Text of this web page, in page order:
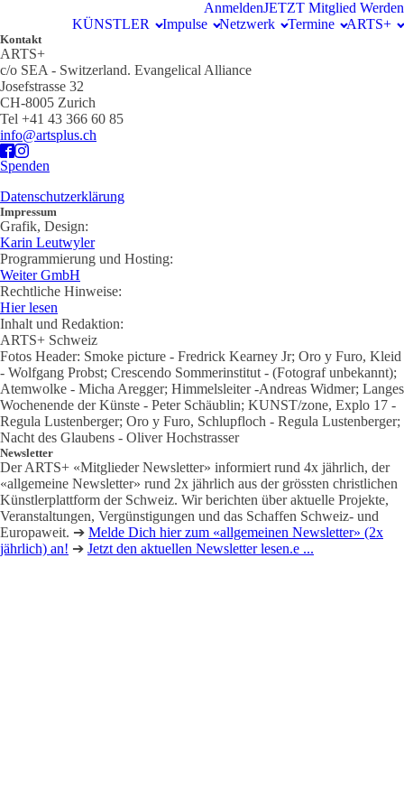
AnmeldenJETZT Mitglied Werden
KÜNSTLER
Impulse Netzwerk Termine ARTS+
Kontakt
ARTS+
c/o SEA - Switzerland. Evangelical Alliance
Josefstrasse 32
CH-8005 Zurich
Tel +41 43 366 60 85
info@artsplus.ch
Spenden
Datenschutzerklärung
Impressum
Grafik, Design:
Karin Leutwyler
Programmierung und Hosting:
Weiter GmbH
Rechtliche Hinweise:
Hier lesen
Inhalt und Redaktion:
ARTS+ Schweiz
Fotos Header: Smoke picture - Fredrick Kearney Jr; Oro y Furo, Kleid
- Wolfgang Probst; Crescendo Sommerinstitut - (Fotograf unbekannt);
Atemwolke - Micha Aregger; Himmelsleiter -Andreas Widmer; Langes
Wochenende der Künste - Peter Schäublin; KUNST/zone, Explo 17 -
Regula Lustenberger; Oro y Furo, Schlupfloch - Regula Lustenberger;
Nacht des Glaubens - Oliver Hochstrasser
Newsletter
Der ARTS+ «Mitglieder Newsletter» informiert rund 4x jährlich, der
«allgemeine Newsletter» rund 2x jährlich aus der grössten christlichen
Künstlerplattform der Schweiz. Wir berichten über aktuelle Projekte,
Veranstaltungen, Vergünstigungen und das Schaffen Schweiz- und
Europaweit. ➔ Melde Dich hier zum «allgemeinen Newsletter» (2x
jährlich) an! ➔ Jetzt den aktuellen Newsletter lesen.e ...